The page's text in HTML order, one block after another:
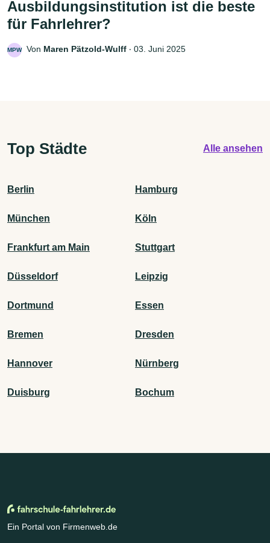
Ausbildungsinstitution ist die beste
für Fahrlehrer?
MPW Von Maren Pätzold-Wulff ‧ 03. Juni 2025
Top Städte Alle ansehen
Berlin Hamburg
München Köln
Frankfurt am Main Stuttgart
Düsseldorf Leipzig
Dortmund Essen
Bremen Dresden
Hannover Nürnberg
Duisburg Bochum
Ein Portal von Firmenweb.de